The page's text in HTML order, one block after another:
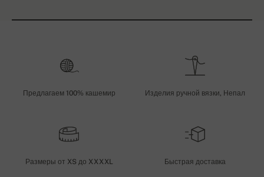
Предлагаем 100% кашемир Изделия ручной вязки, Непал
Размеры от XS до XXXXL Быстрая доставка